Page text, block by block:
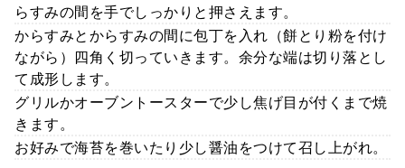
らすみの間を手でしっかりと押さえます。
からすみとからすみの間に包丁を入れ（餅とり粉を付け
ながら）四角く切っていきます。余分な端は切り落とし
て成形します。
グリルかオーブントースターで少し焦げ目が付くまで焼
きます。
お好みで海苔を巻いたり少し醤油をつけて召し上がれ。